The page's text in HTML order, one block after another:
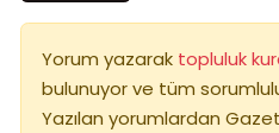
Yorum yazarak topluluk
bulunuyor ve tüm
Yazılan yorumlardan